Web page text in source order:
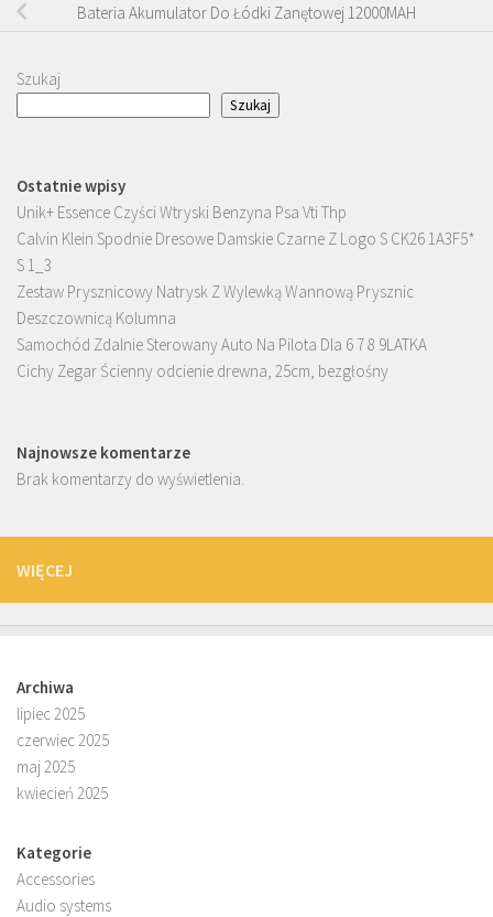
Bateria Akumulator Do Łódki Zanętowej 12000MAH
Szukaj
Szukaj
Ostatnie wpisy
Unik+ Essence Czyści Wtryski Benzyna Psa Vti Thp
Calvin Klein Spodnie Dresowe Damskie Czarne Z Logo S CK26 1A3F5*
S 1_3
Zestaw Prysznicowy Natrysk Z Wylewką Wannową Prysznic
Deszczownicą Kolumna
Samochód Zdalnie Sterowany Auto Na Pilota Dla 6 7 8 9LATKA
Cichy Zegar Ścienny odcienie drewna, 25cm, bezgłośny
Najnowsze komentarze
Brak komentarzy do wyświetlenia.
WIĘCEJ
Archiwa
lipiec 2025
czerwiec 2025
maj 2025
kwiecień 2025
Kategorie
Accessories
Audio systems